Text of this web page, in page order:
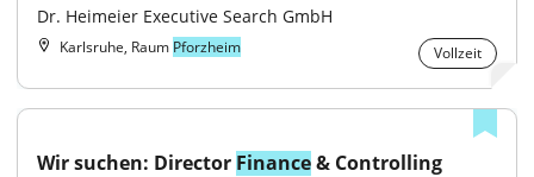
Dr. Heimeier Executive Search GmbH
Karlsruhe, Raum Pforzheim Vollzeit
Wir suchen: Director Finance & Controlling